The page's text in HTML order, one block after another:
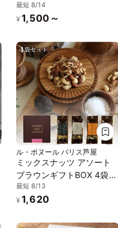
最短 8/14
¥ 1,500～
ル・ボヌール パリス芦屋
ミックスナッツ アソート
ブラウンギフトBOX 4袋入
り No.43 ※お中元2026
最短 8/13
¥ 1,620